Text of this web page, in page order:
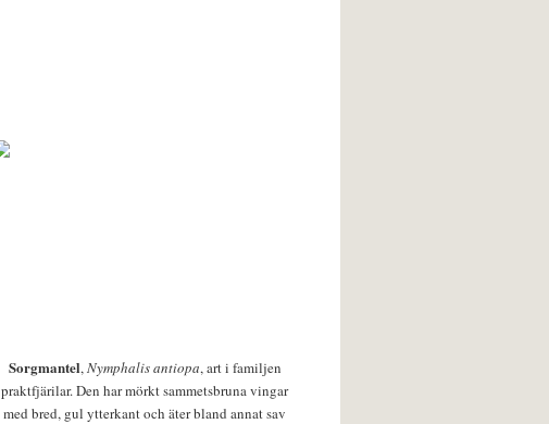
Sorgmantel,Nymphalis antiopa, art i familjen
praktfjärilar. Den har mörkt sammetsbruna vingar
med bred, gul ytterkant och äter bland annat sav